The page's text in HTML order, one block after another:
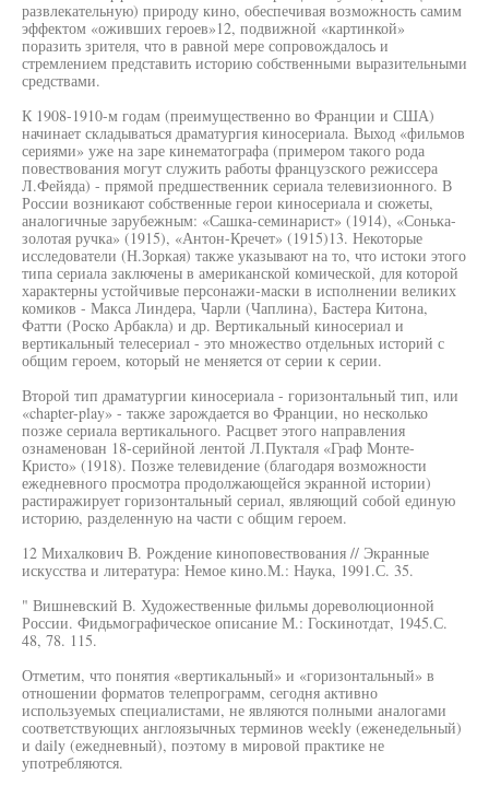
развлекательную) природу кино, обеспечивая возможность самим
эффектом «оживших героев»12, подвижной «картинкой»
поразить зрителя, что в равной мере сопровождалось и
стремлением представить историю собственными выразительными
средствами.
К 1908-1910-м годам (преимущественно во Франции и США)
начинает складываться драматургия киносериала. Выход «фильмов
сериями» уже на заре кинематографа (примером такого рода
повествования могут служить работы французского режиссера
Л.Фейяда) - прямой предшественник сериала телевизионного. В
России возникают собственные герои киносериала и сюжеты,
аналогичные зарубежным: «Сашка-семинарист» (1914), «Сонька-
золотая ручка» (1915), «Антон-Кречет» (1915)13. Некоторые
исследователи (Н.Зоркая) также указывают на то, что истоки этого
типа сериала заключены в американской комической, для которой
характерны устойчивые персонажи-маски в исполнении великих
комиков - Макса Линдера, Чарли (Чаплина), Бастера Китона,
Фатти (Роско Арбакла) и др. Вертикальный киносериал и
вертикальный телесериал - это множество отдельных историй с
общим героем, который не меняется от серии к серии.
Второй тип драматургии киносериала - горизонтальный тип, или
«chapter-play» - также зарождается во Франции, но несколько
позже сериала вертикального. Расцвет этого направления
ознаменован 18-серийной лентой Л.Пукталя «Граф Монте-
Кристо» (1918). Позже телевидение (благодаря возможности
ежедневного просмотра продолжающейся экранной истории)
растиражирует горизонтальный сериал, являющий собой единую
историю, разделенную на части с общим героем.
12 Михалкович В. Рождение киноповествования // Экранные
искусства и литература: Немое кино.М.: Наука, 1991.С. 35.
" Вишневский В. Художественные фильмы дореволюционной
России. Фидьмографическое описание М.: Госкинотдат, 1945.С.
48, 78. 115.
Отметим, что понятия «вертикальный» и «горизонтальный» в
отношении форматов телепрограмм, сегодня активно
используемых специалистами, не являются полными аналогами
соответствующих англоязычных терминов weekly (еженедельный)
и daily (ежедневный), поэтому в мировой практике не
употребляются.